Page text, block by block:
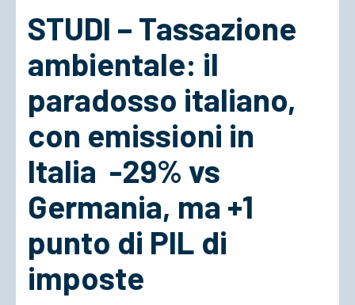
Cosa Facciamo
ACCEDI
STUDI – Tassazione
ambientale: il
paradosso italiano,
con emissioni in
Italia -29% vs
Germania, ma +1
punto di PIL di
imposte